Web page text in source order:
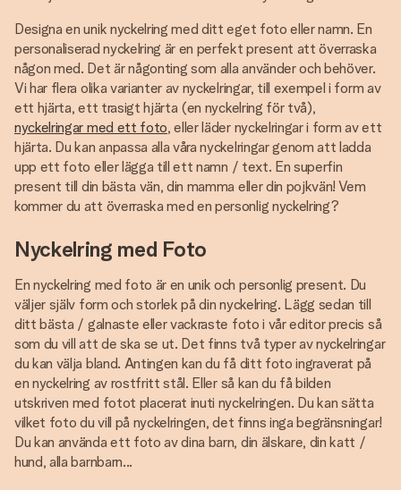
Designa en unik nyckelring med ditt eget foto eller namn. En
personaliserad nyckelring är en perfekt present att överraska
någon med. Det är någonting som alla använder och behöver.
Vi har flera olika varianter av nyckelringar, till exempel i form av
ett hjärta, ett trasigt hjärta (en nyckelring för två),
nyckelringar med ett foto, eller läder nyckelringar i form av ett
hjärta. Du kan anpassa alla våra nyckelringar genom att ladda
upp ett foto eller lägga till ett namn / text. En superfin
present till din bästa vän, din mamma eller din pojkvän! Vem
kommer du att överraska med en personlig nyckelring?
Nyckelring med Foto
En nyckelring med foto är en unik och personlig present. Du
väljer själv form och storlek på din nyckelring. Lägg sedan till
ditt bästa / galnaste eller vackraste foto i vår editor precis så
som du vill att de ska se ut. Det finns två typer av nyckelringar
du kan välja bland. Antingen kan du få ditt foto ingraverat på
en nyckelring av rostfritt stål. Eller så kan du få bilden
utskriven med fotot placerat inuti nyckelringen. Du kan sätta
vilket foto du vill på nyckelringen, det finns inga begränsningar!
Du kan använda ett foto av dina barn, din älskare, din katt /
hund, alla barnbarn...